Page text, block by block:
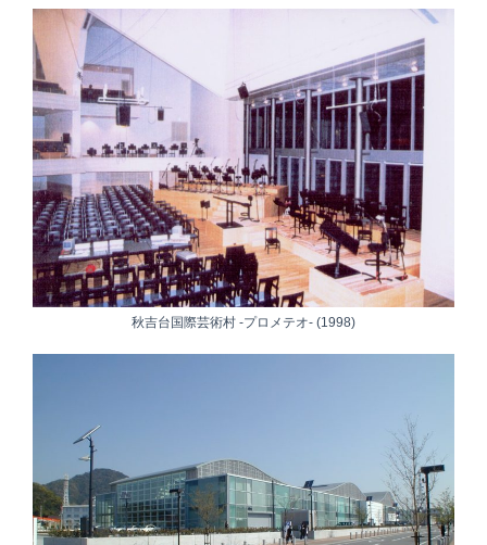
秋吉台国際芸術村 -プロメテオ- (1998)